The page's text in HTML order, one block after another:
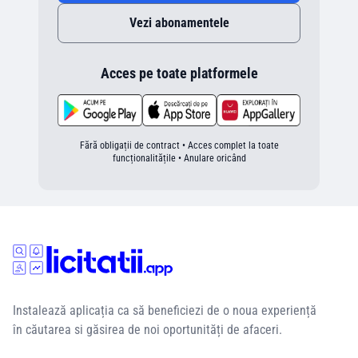
Vezi abonamentele
Acces pe toate platformele
Fără obligații de contract • Acces complet la toate
funcționalitățile • Anulare oricând
Instalează aplicația ca să beneficiezi de o noua experiență
în căutarea si găsirea de noi oportunități de afaceri.